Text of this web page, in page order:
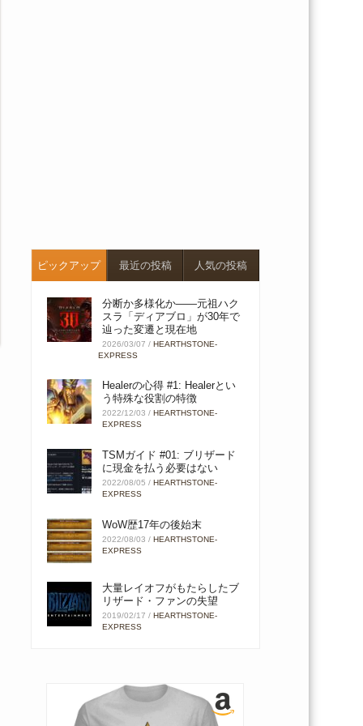
ピックアップ 最近の投稿 人気の投稿
分断か多様化か――元祖ハク
スラ「ディアブロ」が30年で
辿った変遷と現在地
2026/03/07 /HEARTHSTONE-
EXPRESS
Healerの心得 #1: Healerとい
う特殊な役割の特徴
2022/12/03 / HEARTHSTONE-
EXPRESS
TSMガイド #01: ブリザード
に現金を払う必要はない
2022/08/05 /HEARTHSTONE-
EXPRESS
WoW歴17年の後始末
2022/08/03 /HEARTHSTONE-
EXPRESS
大量レイオフがもたらしたブ
リザード・ファンの失望
2019/02/17 /HEARTHSTONE-
EXPRESS